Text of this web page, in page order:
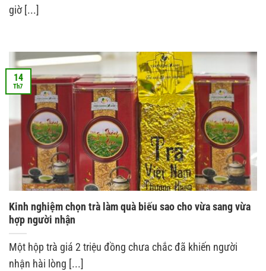
giờ [...]
Kinh nghiệm chọn trà làm quà biếu sao cho vừa sang vừa
hợp người nhận
Một hộp trà giá 2 triệu đồng chưa chắc đã khiến người
nhận hài lòng [...]
14
Th7